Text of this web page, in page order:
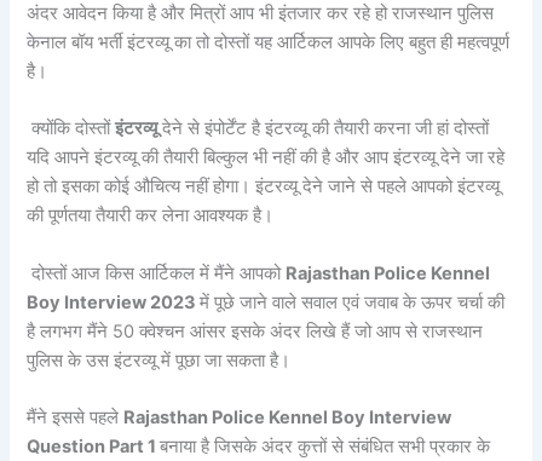
अंदर आवेदन किया है और मित्रों आप भी इंतजार कर रहे हो राजस्थान पुलिस
केनाल बॉय भर्ती इंटरव्यू का तो दोस्तों यह आर्टिकल आपके लिए बहुत ही महत्वपूर्ण
है।
क्योंकि दोस्तोंइंटरव्यूदेने से इंपोर्टेंट है इंटरव्यू की तैयारी करना जी हां दोस्तों
यदि आपने इंटरव्यू की तैयारी बिल्कुल भी नहीं की है और आप इंटरव्यू देने जा रहे
हो तो इसका कोई औचित्य नहीं होगा। इंटरव्यू देने जाने से पहले आपको इंटरव्यू
की पूर्णतया तैयारी कर लेना आवश्यक है।
दोस्तों आज किस आर्टिकल में मैंने आपको Rajasthan Police Kennel
Boy Interview 2023में पूछे जाने वाले सवाल एवं जवाब के ऊपर चर्चा की
है लगभग मैंने 50 क्वेश्चन आंसर इसके अंदर लिखे हैं जो आप से राजस्थान
पुलिस के उस इंटरव्यू में पूछा जा सकता है।
मैंने इससे पहले Rajasthan Police Kennel Boy Interview
Question Part 1बनाया है जिसके अंदर कुत्तों से संबंधित सभी प्रकार के